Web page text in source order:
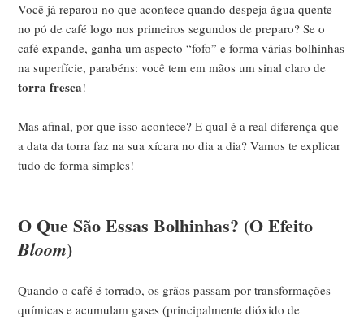
Você já reparou no que acontece quando despeja água quente
no pó de café logo nos primeiros segundos de preparo? Se o
café expande, ganha um aspecto “fofo” e forma várias bolhinhas
na superfície, parabéns: você tem em mãos um sinal claro de
torra fresca!
Mas afinal, por que isso acontece? E qual é a real diferença que
a data da torra faz na sua xícara no dia a dia? Vamos te explicar
tudo de forma simples!
O Que São Essas Bolhinhas? (O Efeito
Bloom)
Quando o café é torrado, os grãos passam por transformações
químicas e acumulam gases (principalmente dióxido de